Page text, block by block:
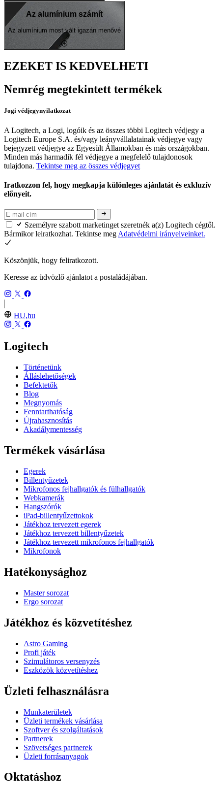
Az alumínium számít
Az alumínium most vált igazán menővé
EZEKET IS KEDVELHETI
Nemrég megtekintett termékek
Jogi védjegynyilatkozat
A Logitech, a Logi, logóik és az összes többi Logitech védjegy a
Logitech Europe S.A. és/vagy leányvállalatainak védjegye vagy
bejegyzett védjegye az Egyesült Államokban és más országokban.
Minden más harmadik fél védjegye a megfelelő tulajdonosok
tulajdona. Tekintse meg az összes védjegyet
Iratkozzon fel, hogy megkapja különleges ajánlatát és exkluzív
előnyeit.
Személyre szabott marketinget szeretnék a(z) Logitech cégtől.
Bármikor leiratkozhat. Tekintse megAdatvédelmi irányelveinket.
Köszönjük, hogy feliratkozott.
Keresse az üdvözlő ajánlatot a postaládájában.
HU,hu
Logitech
Történetünk
Álláslehetőségek
Befektetők
Blog
Megnyomás
Fenntarthatóság
Újrahasznosítás
Akadálymentesség
Termékek vásárlása
Egerek
Billentyűzetek
Mikrofonos fejhallgatók és fülhallgatók
Webkamerák
Hangszórók
iPad-billentyűzettokok
Játékhoz tervezett egerek
Játékhoz tervezett billentyűzetek
Játékhoz tervezett mikrofonos fejhallgatók
Mikrofonok
Hatékonysághoz
Master sorozat
Ergo sorozat
Játékhoz és közvetítéshez
Astro Gaming
Profi játék
Szimulátoros versenyzés
Eszközök közvetítéshez
Üzleti felhasználásra
Munkaterületek
Üzleti termékek vásárlása
Szoftver és szolgáltatások
Partnerek
Szövetséges partnerek
Üzleti forrásanyagok
Oktatáshoz